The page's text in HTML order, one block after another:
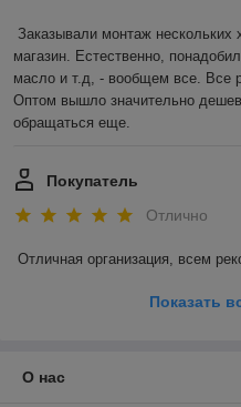
Заказывали монтаж нескольких
магазин. Естественно,
масло и т.д, - вообщем все. Все
Оптом вышло значительно
обращаться еще.
Покупатель
Отлично
Отличная организация, всем
Показать
О нас